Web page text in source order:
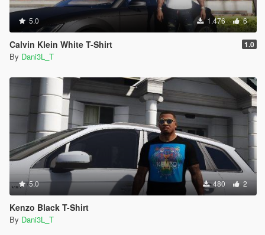
5.0 1.476 6
Calvin Klein White T-Shirt 1.0
By Dani3L_T
5.0 480 2
Kenzo Black T-Shirt
By Dani3L_T